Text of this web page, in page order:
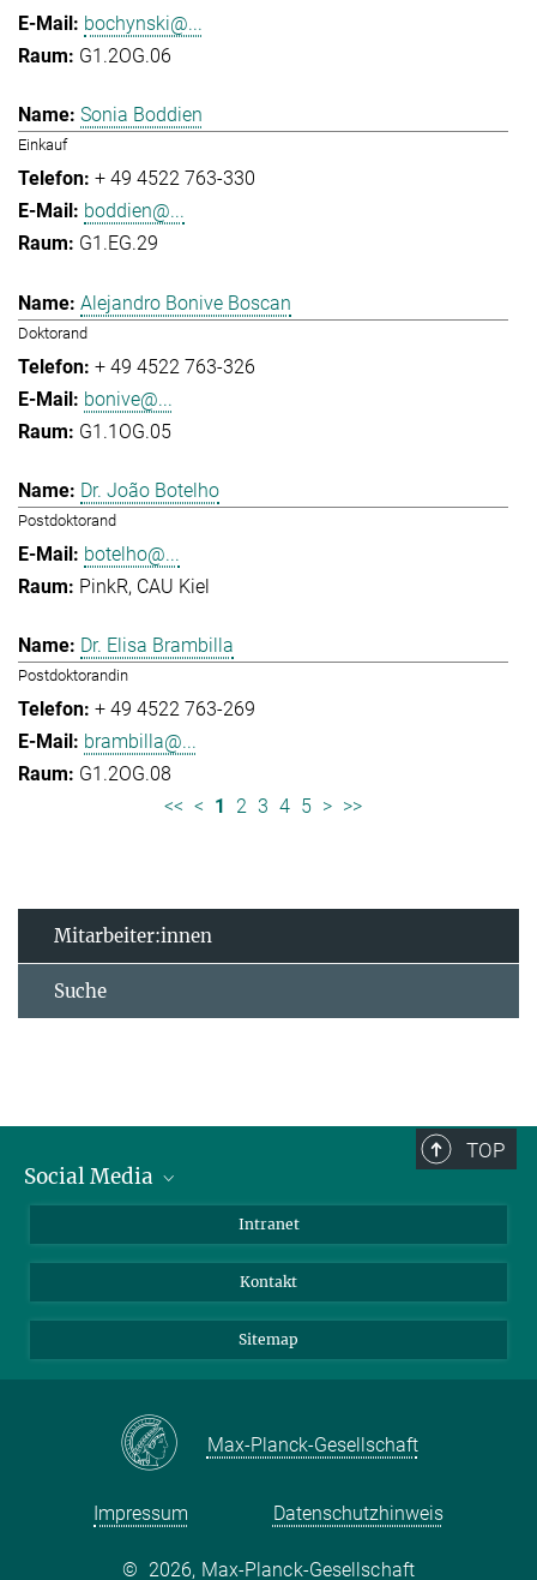
bochynski@...
G1.2OG.06
Sonia Boddien
Einkauf
+ 49 4522 763-330
boddien@...
G1.EG.29
Alejandro Bonive Boscan
Doktorand
+ 49 4522 763-326
bonive@...
G1.1OG.05
Dr. João Botelho
Postdoktorand
botelho@...
PinkR, CAU Kiel
Dr. Elisa Brambilla
Postdoktorandin
+ 49 4522 763-269
brambilla@...
G1.2OG.08
<< < 1 2 3 4 5 > >>
Mitarbeiter:innen
Suche
TOP
Social Media
LinkedIn
Intranet
Kontakt
Sitemap
Max-Planck-Gesellschaft
Impressum Datenschutzhinweis
© 2026, Max-Planck-Gesellschaft